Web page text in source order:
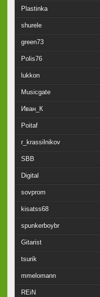
Plastinka
shurele
green73
Polis76
lukkon
Musicgate
Иван_К
Poitaf
r_krassilnikov
SBB
Digital
sovprom
kisatss68
spunkerboybr
Gitarist
tsurik
mmelomann
REiN